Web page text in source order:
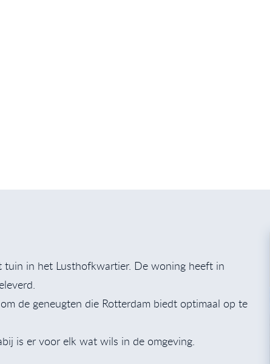
tuin in het Lusthofkwartier. De woning heeft in
de geneugten die Rotterdam biedt optimaal op te
is er voor elk wat wils in de omgeving.